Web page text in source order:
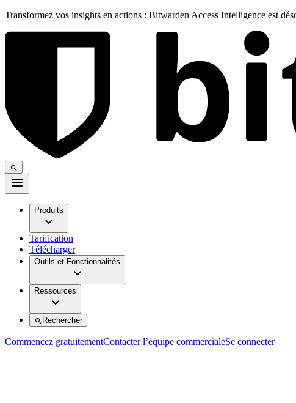
Transformez vos insights en actions : Bitwarden Access Intelligence est
Produits
Tarification
Télécharger
Outils et Fonctionnalités
Ressources
Rechercher
Commencez gratuitementContacter l’équipe commercialeSe connecter